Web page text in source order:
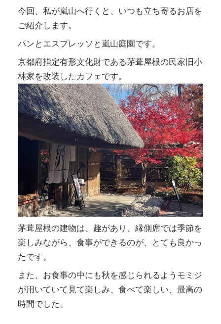
今回、私が嵐山へ行くと、いつも立ち寄るお店を
ご紹介します。
パンとエスプレッソと嵐山庭園です。
京都府指定有形文化財である茅葺屋根の民家旧小
林家を改装した カフェです。
茅葺屋根の建物は、趣があり、縁側席では季節を
楽しみながら、食事ができるのが、とても良かっ
たです。
また、お食事の中にも秋を感じられるようモミジ
が用いていて見て楽しみ、食べて楽しい、最高の
時間でした。